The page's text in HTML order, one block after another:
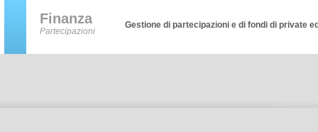
Finanza
Partecipazioni
Gestione di partecipazioni e di fondi di private